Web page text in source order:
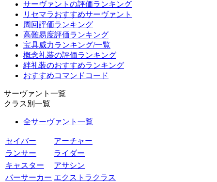
サーヴァントの評価ランキング
リセマラおすすめサーヴァント
周回評価ランキング
高難易度評価ランキング
宝具威力ランキング/一覧
概念礼装の評価ランキング
絆礼装のおすすめランキング
おすすめコマンドコード
サーヴァント一覧
クラス別一覧
全サーヴァント一覧
セイバー
アーチャー
ランサー
ライダー
キャスター
アサシン
バーサーカー エクストラクラス